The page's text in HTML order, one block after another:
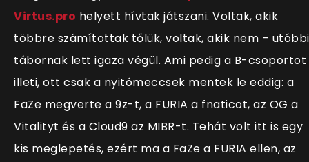
Virtus.pro helyett hívtak játszani. Voltak, akik
többre számítottak tőlük, voltak, akik nem – utóbbi
tábornak lett igaza végül. Ami pedig a B-csoportot
illeti, ott csak a nyitómeccsek mentek le eddig: a
FaZe megverte a 9z-t, a FURIA a fnaticot, az OG a
Vitalityt és a Cloud9 az MIBR-t. Tehát volt itt is egy
kis meglepetés, ezért ma a FaZe a FURIA ellen, az